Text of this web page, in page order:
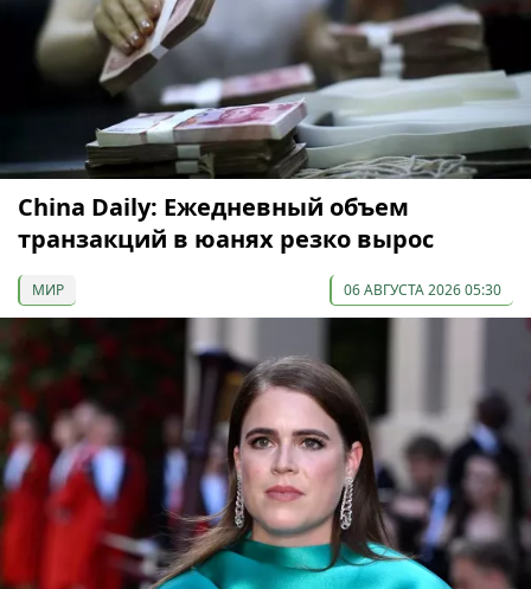
China Daily: Ежедневный объем
транзакций в юанях резко вырос
МИР 06 АВГУСТА 2026 05:30